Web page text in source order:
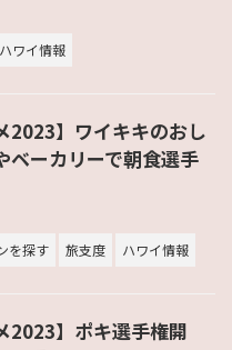
ハワイ情報
2023】ワイキキのおし
ベーカリーで朝食選手
を探す 旅支度 ハワイ情報
2023】ポキ選手権開